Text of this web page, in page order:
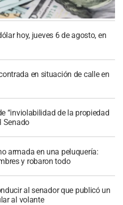
hoy, jueves 6 de agosto, en
en situación de calle en
“inviolabilidad de la propiedad
Senado
armada en una peluquería:
y robaron todo
al senador que publicó un
al volante